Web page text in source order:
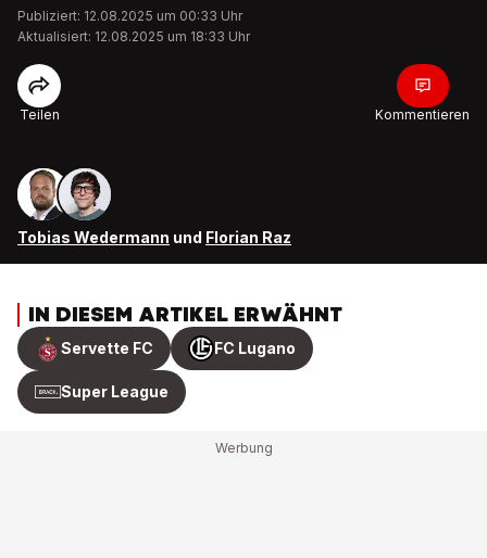
Publiziert: 12.08.2025 um 00:33 Uhr
Aktualisiert: 12.08.2025 um 18:33 Uhr
Teilen Kommentieren
Tobias Wedermann und Florian Raz
IN DIESEM ARTIKEL ERWÄHNT
Servette FC FC Lugano
Super League